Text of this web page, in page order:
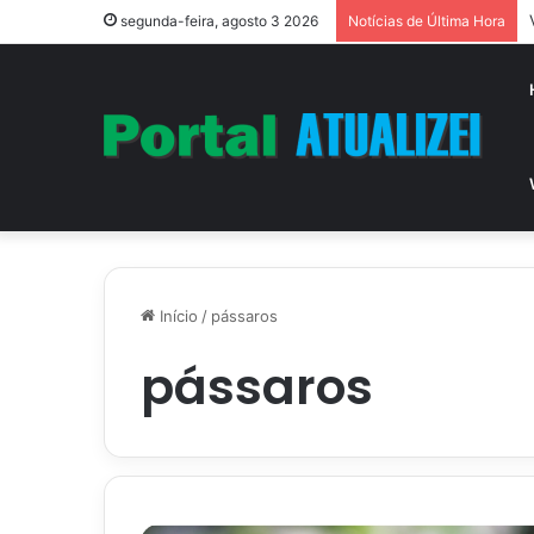
segunda-feira, agosto 3 2026 Notícias de Última Hora
Início / pássaros
pássaros